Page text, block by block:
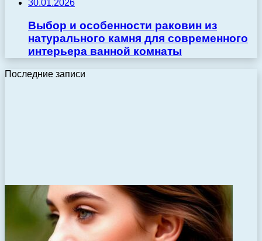
30.01.2026
Выбор и особенности раковин из
натурального камня для современного
интерьера ванной комнаты
Последние записи